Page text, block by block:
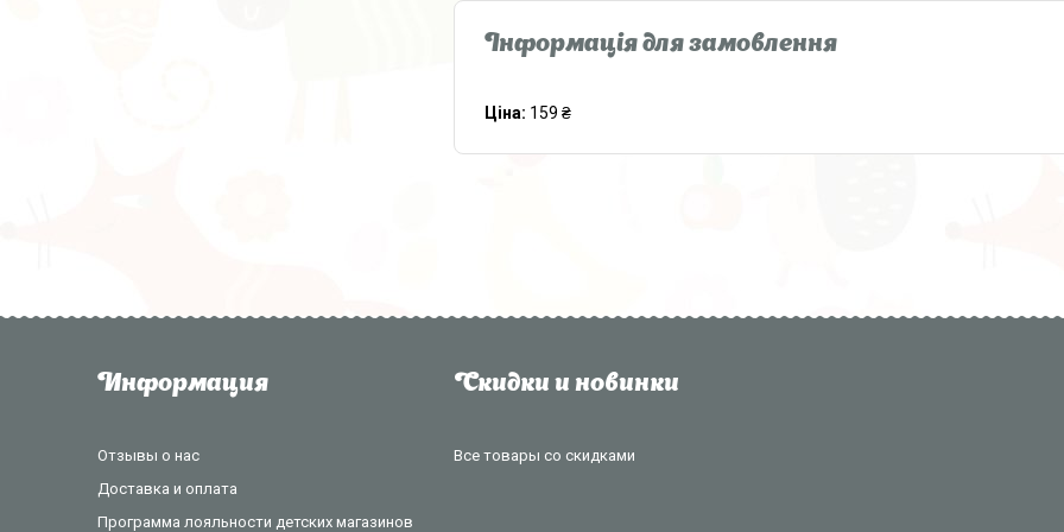
Інформація для замовлення
Ціна: 159 ₴
Информация
Отзывы о нас
Доставка и оплата
Программа лояльности детских магазинов
Скидки и новинки
Все товары со скидками